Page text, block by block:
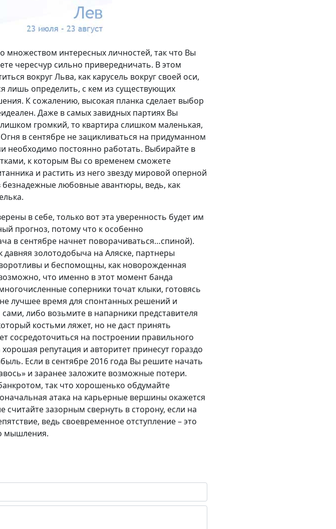
множеством интересных личностей, так что Вы
чересчур сильно привередничать. В этом
вокруг Льва, как карусель вокруг своей оси,
лишь определить, с кем из существующих
К сожалению, высокая планка сделает выбор
Даже в самых завидных партиях Вы
громкий, то квартира слишком маленькая,
в сентябре не зацикливаться на придуманном
необходимо постоянно работать. Выбирайте в
к которым Вы со временем сможете
и растить из него звезду мировой оперной
безнадежные любовные авантюры, ведь, как
в себе, только вот эта уверенность будет им
прогноз, потому что к особенно
в сентябре начнет поворачиваться…спиной).
золотодобыча на Аляске, партнеры
и беспомощны, как новорожденная
что именно в этот момент банда
соперники точат клыки, готовясь
лучшее время для спонтанных решений и
либо возьмите в напарники представителя
костьми ляжет, но не даст принять
сосредоточиться на построении правильного
репутация и авторитет принесут гораздо
Если в сентябре 2016 года Вы решите начать
и заранее заложите возможные потери.
так что хорошенько обдумайте
атака на карьерные вершины окажется
зазорным свернуть в сторону, если на
ведь своевременное отступление – это
мышления.